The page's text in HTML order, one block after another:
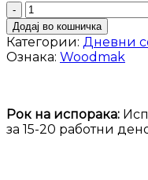
Сет
за
дневна
соба
Додај во кошничка
Категории: Дневни
Ознака: Woodmak
Рок на испорака:
за 15-20 работни